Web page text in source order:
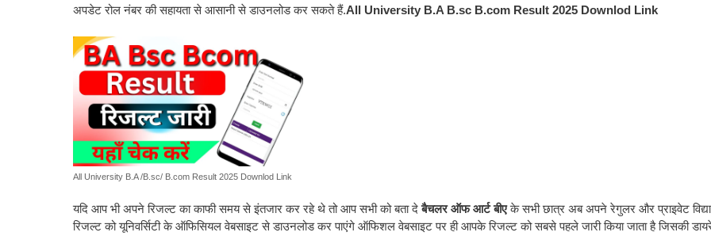
अपडेट रोल नंबर की सहायता से आसानी से डाउनलोड कर सकते हैं.All University B.A B.sc B.com Result 2025 Downlod Link
All University B.A /B.sc/ B.com Result 2025 Downlod Link
यदि आप भी अपने रिजल्ट का काफी समय से इंतजार कर रहे थे तो आप सभी को बता देबैचलर ऑफ आर्ट बीएके सभी छात्र अब अपने रेगुलर और प्राइवेट
रिजल्ट को यूनिवर्सिटी के ऑफिसियल वेबसाइट से डाउनलोड कर पाएंगे ऑफिशल वेबसाइट पर ही आपके रिजल्ट को सबसे पहले जारी किया जाता है जिसकी